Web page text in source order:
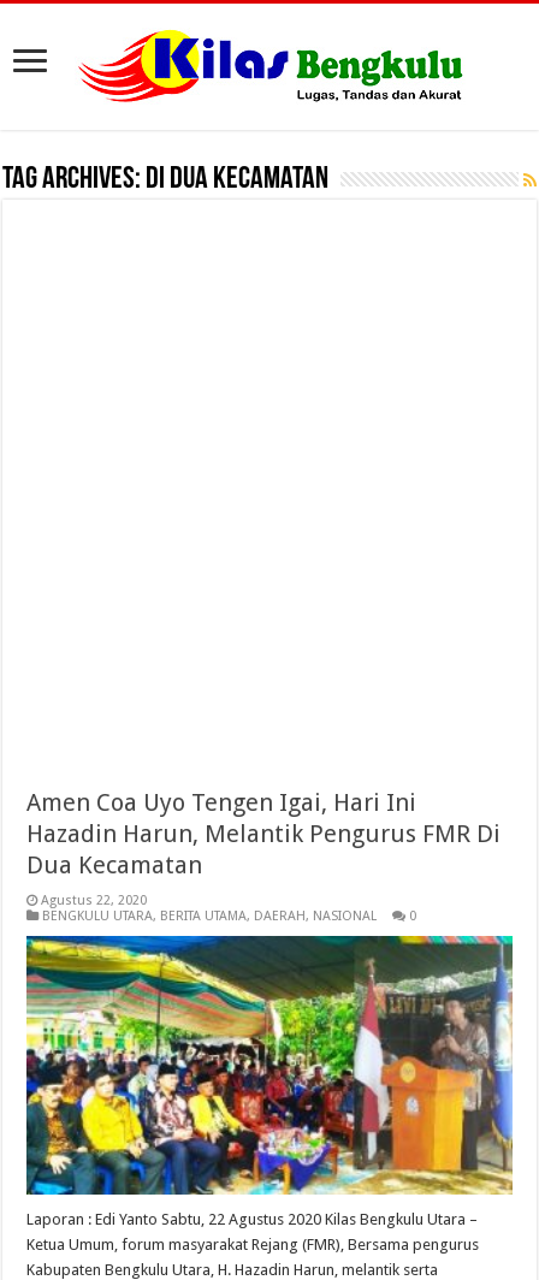
Tag Archives: Di Dua Kecamatan
Amen Coa Uyo Tengen Igai, Hari Ini
Hazadin Harun, Melantik Pengurus FMR Di
Dua Kecamatan
Agustus 22, 2020
BENGKULU UTARA, BERITA UTAMA, DAERAH, NASIONAL 0
Laporan : Edi Yanto Sabtu, 22 Agustus 2020 Kilas Bengkulu Utara –
Ketua Umum, forum masyarakat Rejang (FMR), Bersama pengurus
Kabupaten Bengkulu Utara, H. Hazadin Harun, melantik serta